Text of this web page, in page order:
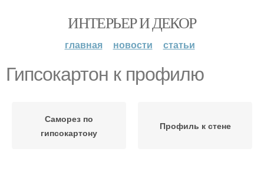
ИНТЕРЬЕР И ДЕКОР
главная новости статьи
Гипсокартон к профилю
Саморез по
гипсокартону
Профиль к стене